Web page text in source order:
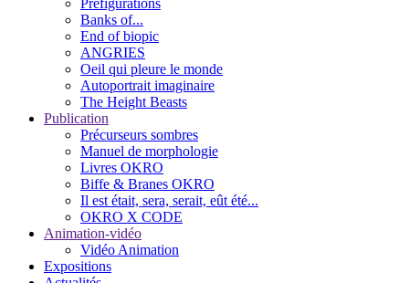
Préfigurations
Banks of...
End of biopic
ANGRIES
Oeil qui pleure le monde
Autoportrait imaginaire
The Height Beasts
Publication
Précurseurs sombres
Manuel de morphologie
Livres OKRO
Biffe & Branes OKRO
Il est était, sera, serait, eût été...
OKRO X CODE
Animation-vidéo
Vidéo Animation
Expositions